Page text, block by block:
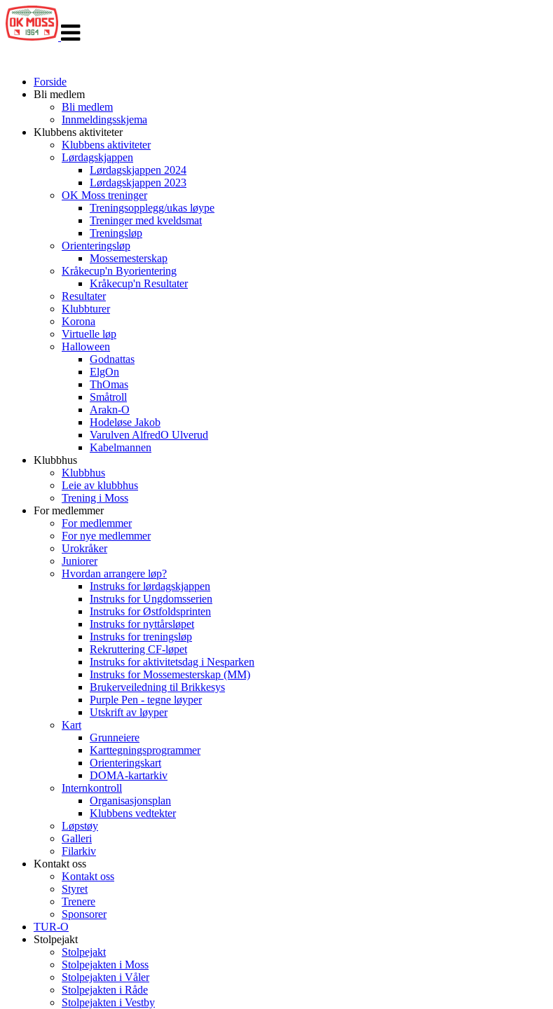
navigasjon
Forside
Bli medlem
Bli medlem
Innmeldingsskjema
Klubbens aktiviteter
Klubbens aktiviteter
Lørdagskjappen
Lørdagskjappen 2024
Lørdagskjappen 2023
OK Moss treninger
Treningsopplegg/ukas løype
Treninger med kveldsmat
Treningsløp
Orienteringsløp
Mossemesterskap
Kråkecup'n Byorientering
Kråkecup'n Resultater
Resultater
Klubbturer
Korona
Virtuelle løp
Halloween
Godnattas
ElgOn
ThOmas
Småtroll
Arakn-O
Hodeløse Jakob
Varulven AlfredO Ulverud
Kabelmannen
Klubbhus
Klubbhus
Leie av klubbhus
Trening i Moss
For medlemmer
For medlemmer
For nye medlemmer
Urokråker
Juniorer
Hvordan arrangere løp?
Instruks for lørdagskjappen
Instruks for Ungdomsserien
Instruks for Østfoldsprinten
Instruks for nyttårsløpet
Instruks for treningsløp
Rekruttering CF-løpet
Instruks for aktivitetsdag i Nesparken
Instruks for Mossemesterskap (MM)
Brukerveiledning til Brikkesys
Purple Pen - tegne løyper
Utskrift av løyper
Kart
Grunneiere
Karttegningsprogrammer
Orienteringskart
DOMA-kartarkiv
Internkontroll
Organisasjonsplan
Klubbens vedtekter
Løpstøy
Galleri
Filarkiv
Kontakt oss
Kontakt oss
Styret
Trenere
Sponsorer
TUR-O
Stolpejakt
Stolpejakt
Stolpejakten i Moss
Stolpejakten i Våler
Stolpejakten i Råde
Stolpejakten i Vestby